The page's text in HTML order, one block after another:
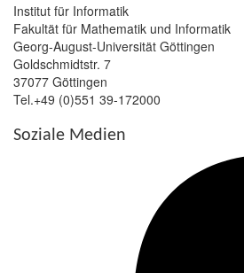
Institut für Informatik
Fakultät für Mathematik und Informatik
Georg-August-Universität Göttingen
Goldschmidtstr. 7
37077 Göttingen
Tel.+49 (0)551 39-172000
Soziale Medien